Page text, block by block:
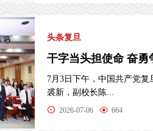
头条复旦
干字当头担使命 奋勇
7月3日下午，中国共产党
裘新，副校长陈...
2026-07-06 664